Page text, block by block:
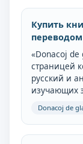
Купить
«Donacoj
страницей
русский и
изучающих
Donacoj de